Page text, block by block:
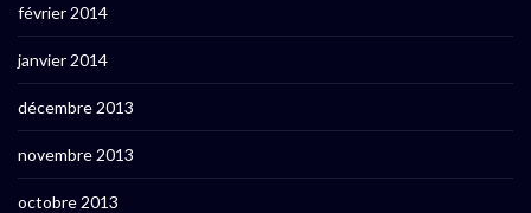
février 2014
janvier 2014
décembre 2013
novembre 2013
octobre 2013